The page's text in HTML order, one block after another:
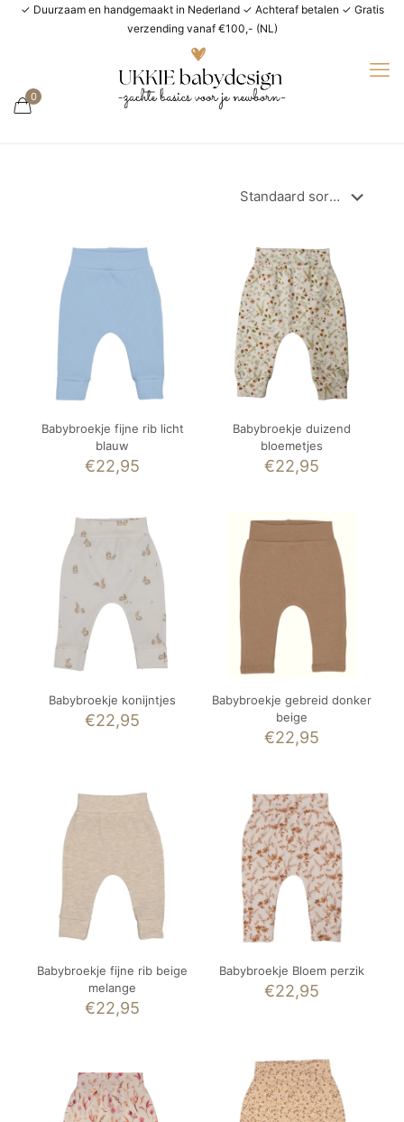
✓ Duurzaam en handgemaakt in Nederland ✓ Achteraf betalen ✓ Gratis
verzending vanaf €100,- (NL)
0
Babybroekje fijne rib licht
blauw
€22,95
Babybroekje duizend
bloemetjes
€22,95
Babybroekje konijntjes
€22,95
Babybroekje gebreid donker
beige
€22,95
Babybroekje fijne rib beige
melange
€22,95
Babybroekje Bloem perzik
€22,95